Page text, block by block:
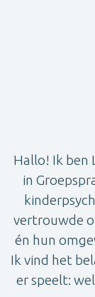
Hallo! Ik ben
in
vertrouwde
én hun
Ik vind het
er speelt: